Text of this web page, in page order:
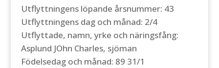
Utflyttningens löpande årsnummer: 43
Utflyttningens dag och månad: 2/4
Utflyttade, namn, yrke och näringsfång:
Asplund JOhn Charles, sjöman
Födelsedag och månad: 89 31/1